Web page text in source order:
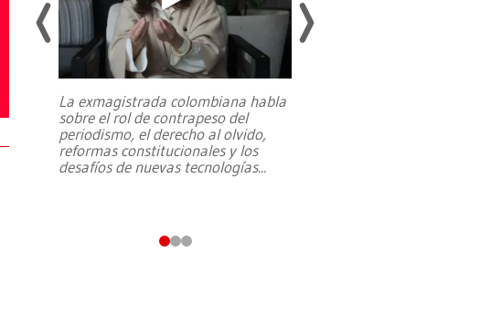
La exmagistrada colombiana habla
sobre el rol de contrapeso del
periodismo, el derecho al olvido,
reformas constitucionales y los
desafíos de nuevas tecnologías...